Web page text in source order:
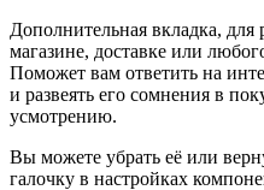
Дополнительная вкладка,
магазине, доставке или
Поможет вам ответить на
и развеять его сомнения в
усмотрению.
Вы можете убрать её или
галочку в настройках